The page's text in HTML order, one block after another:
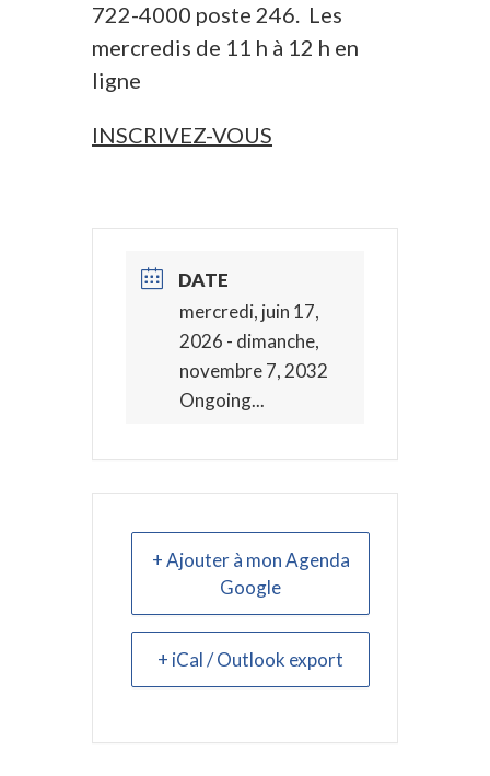
722-4000 poste 246. Les
mercredis de 11 h à 12 h en
ligne
INSCRIVEZ-VOUS
DATE
mercredi, juin 17,
2026 - dimanche,
novembre 7, 2032
Ongoing...
+ Ajouter à mon Agenda
Google
+ iCal / Outlook export